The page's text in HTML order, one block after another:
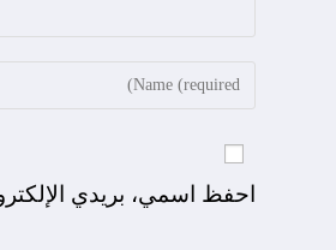
احفظ اسمي، بريدي